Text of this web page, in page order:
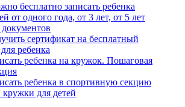
бесплатно записать ребенка
от одного года, от 3 лет, от 5 лет
сертификат на бесплатный
ребенка
ребенка на кружок. Пошаговая
ребенка в спортивную секцию
для детей